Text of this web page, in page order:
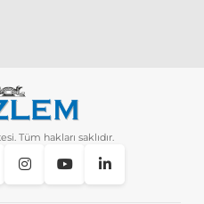
Tüm hakları saklıdır.